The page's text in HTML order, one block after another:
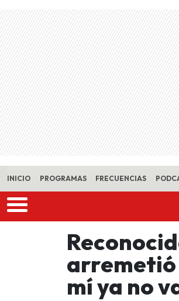
Skip to main content
INICIO PROGRAMAS FRECUENCIAS
arremetió
mí ya no